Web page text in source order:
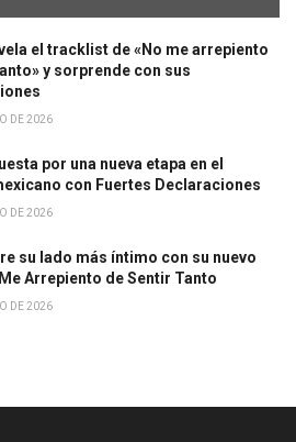
el tracklist de «No me arrepiento
y sorprende con sus
DE 2026
por una nueva etapa en el
con Fuertes Declaraciones
DE 2026
su lado más íntimo con su nuevo
Arrepiento de Sentir Tanto
DE 2026